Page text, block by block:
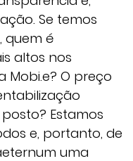
Se temos
quem é
altos nos
Mobi.e? O preço
Estamos
e, portanto, de
uma